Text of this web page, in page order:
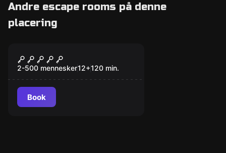
Andre escape rooms på denne
placering
Operation Mindfall
2-500 mennesker12+120 min.
Book